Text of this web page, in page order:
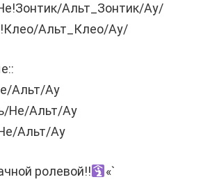
Альт_Зонтик/Ау/
Альт_Клео/Ау/
Альт/Ау
Не/Альт/Ау
Альт/Ау
ролевой!! «`